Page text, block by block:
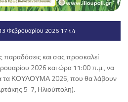
Φεβρουαρίου 2026 17:44
παραδόσεις και σας προσκαλεί
2026 και ώρα 11:00 π.μ., να
τα ΚΟΥΛΟΥΜΑ 2026, που θα λάβουν
5-7, Ηλιούπολη).